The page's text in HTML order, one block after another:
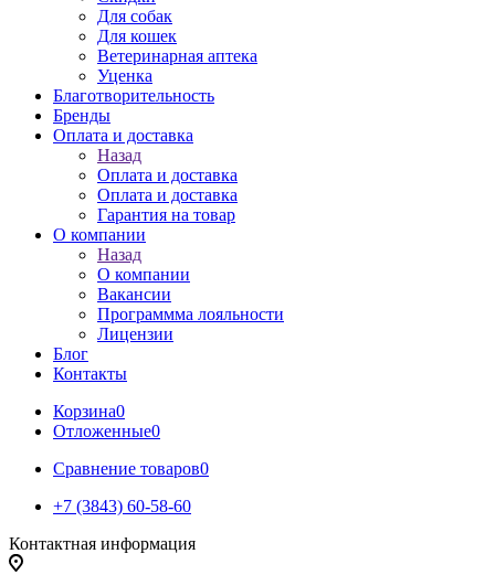
Для собак
Для кошек
Ветеринарная аптека
Уценка
Благотворительность
Бренды
Оплата и доставка
Назад
Оплата и доставка
Оплата и доставка
Гарантия на товар
О компании
Назад
О компании
Вакансии
Программма лояльности
Лицензии
Блог
Контакты
Корзина0
Отложенные0
Сравнение товаров0
+7 (3843) 60-58-60
Контактная информация